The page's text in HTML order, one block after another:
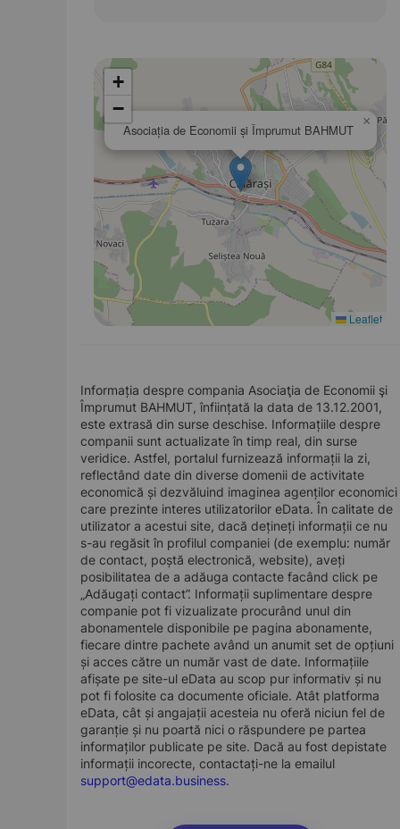
Asociaţia de Economii şi Împrumut BAHMUT
×
+
−
Leaflet
Informația despre compania Asociaţia de Economii şi
Împrumut BAHMUT, înființată la data de 13.12.2001,
este extrasă din surse deschise. Informațiile despre
companii sunt actualizate în timp real, din surse
veridice. Astfel, portalul furnizează informații la zi,
reflectând date din diverse domenii de activitate
economică și dezvăluind imaginea agenților economici
care prezinte interes utilizatorilor eData. În calitate de
utilizator a acestui site, dacă dețineți informații ce nu
s-au regăsit în profilul companiei (de exemplu: număr
de contact, poștă electronică, website), aveți
posibilitatea de a adăuga contacte facând click pe
„Adăugați contact”. Informații suplimentare despre
companie pot fi vizualizate procurând unul din
abonamentele disponibile pe pagina abonamente,
fiecare dintre pachete având un anumit set de opțiuni
și acces către un număr vast de date. Informațiile
afișate pe site-ul eData au scop pur informativ și nu
pot fi folosite ca documente oficiale. Atât platforma
eData, cât și angajații acesteia nu oferă niciun fel de
garanție și nu poartă nici o răspundere pe partea
informaților publicate pe site. Dacă au fost depistate
informații incorecte, contactați-ne la emailul
support@edata.business.